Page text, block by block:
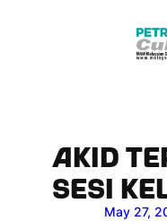
AKID
SESI
May 27,